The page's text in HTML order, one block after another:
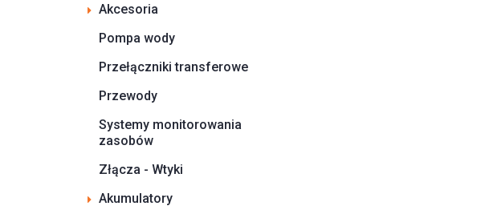
Akcesoria
Pompa wody
Przełączniki transferowe
Przewody
Systemy monitorowania
zasobów
Złącza - Wtyki
Akumulatory